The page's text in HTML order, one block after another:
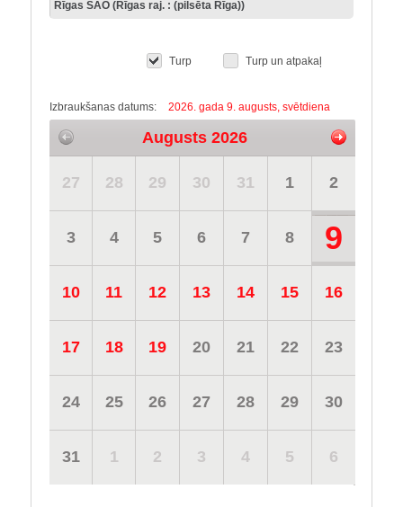
Turp Turp un atpakaļ
Izbraukšanas datums: 2026. gada 9. augusts, svētdiena
Augusts 2026
27 28 29 30 31 1 2
3 4 5 6 7 8 9
10 11 12 13 14 15 16
17 18 19 20 21 22 23
24 25 26 27 28 29 30
31 1 2 3 4 5 6